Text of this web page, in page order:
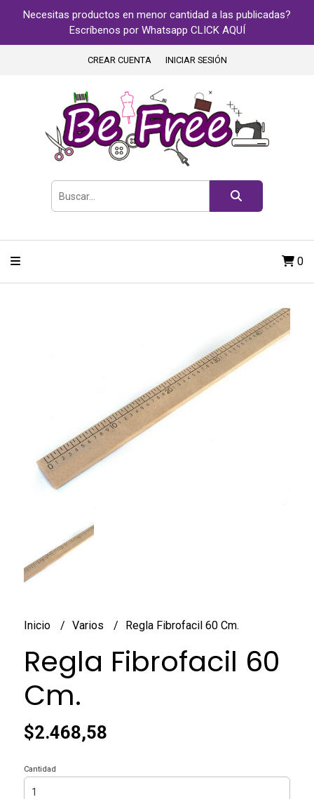
Necesitas productos en menor cantidad a las publicadas?
Escríbenos por Whatsapp CLICK AQUÍ
CREAR CUENTA INICIAR SESIÓN
0
Inicio Varios Regla Fibrofacil 60 Cm.
Regla Fibrofacil 60
Cm.
$2.468,58
Cantidad